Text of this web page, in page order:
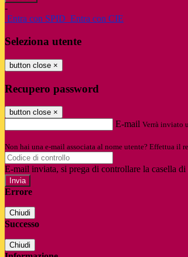
-
Entra con SPID Entra con CIE
Seleziona utente
button close ×
Recupero password
button close ×
E-mail Verrà inviato
Non hai una e-mail associata al nome utente? Effettua il
E-mail inviata, si prega di controllare la casella di
Errore
Chiudi
Successo
Chiudi